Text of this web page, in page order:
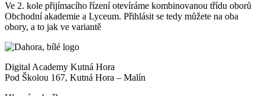
Ve 2. kole přijímacího řízení otevíráme kombinovanou třídu oborů
Obchodní akademie a Lyceum. Přihlásit se tedy můžete na oba
obory, a to jak ve variantě
Digital Academy Kutná Hora
Pod Školou 167, Kutná Hora – Malín